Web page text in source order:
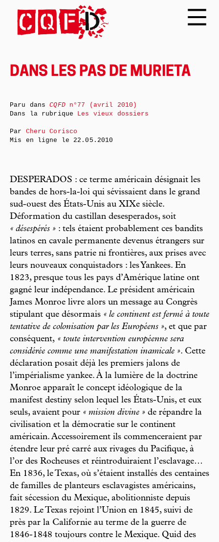
DANS LES PAS DE MURIETA
DESPERADOS : ce terme américain désignait les
bandes de hors-la-loi qui sévissaient dans le grand
sud-ouest des États-Unis au XIXe siècle.
Déformation du castillan desesperados, soit
« désespérés » : tels étaient probablement ces bandits
latinos en cavale permanente devenus étrangers sur
leurs terres, sans patrie ni frontières, aux prises avec
leurs nouveaux conquistadors : les Yankees. En
1823, presque tous les pays d’Amérique latine ont
gagné leur indépendance. Le président américain
James Monroe livre alors un message au Congrès
stipulant que désormais « le continent est fermé à toute
tentative de colonisation par les Européens », et que par
conséquent, « toute intervention européenne sera
considérée comme une manifestation inamicale ». Cette
déclaration posait déjà les premiers jalons de
l’impérialisme yankee. À la lumière de la doctrine
Monroe apparaît le concept idéologique de la
manifest destiny selon lequel les États-Unis, et eux
seuls, avaient pour « mission divine » de répandre la
civilisation et la démocratie sur le continent
américain. Accessoirement ils commenceraient par
étendre leur pré carré aux rivages du Pacifique, à
l’or des Rocheuses et réintroduiraient l’esclavage…
En 1836, le Texas, où s’étaient installés des centaines
de familles de planteurs esclavagistes américains,
fait sécession du Mexique, abolitionniste depuis
1829. Le Texas rejoint l’Union en 1845, suivi de
près par la Californie au terme de la guerre de
1846-1848 toujours contre le Mexique. Quid des
Paru dansCQFDn°77 (avril 2010)
Dans la rubrique Les vieux dossiers
Par Cheru Corisco
Mis en ligne le 22.05.2010